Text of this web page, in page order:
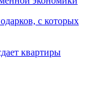
с которых
квартиры